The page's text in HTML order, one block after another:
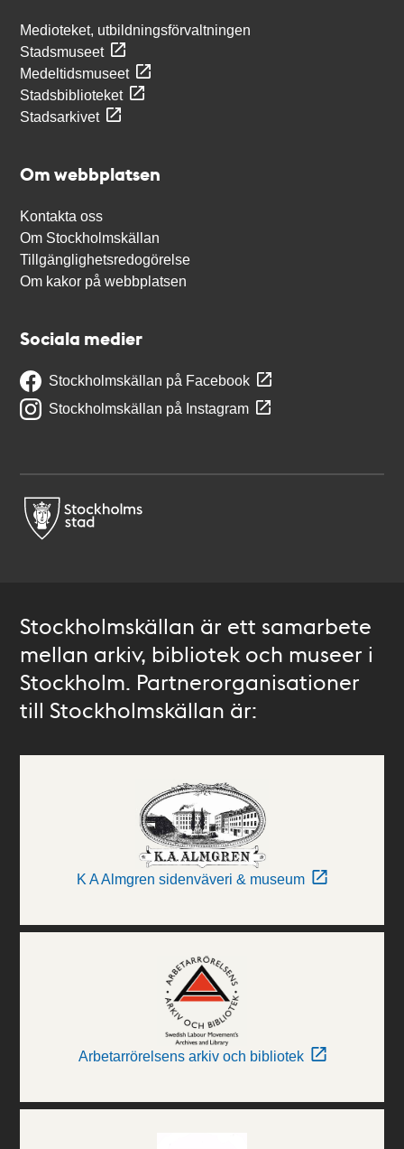
Medioteket, utbildningsförvaltningen
Stadsmuseet
Medeltidsmuseet
Stadsbiblioteket
Stadsarkivet
Om webbplatsen
Kontakta oss
Om Stockholmskällan
Tillgänglighetsredogörelse
Om kakor på webbplatsen
Sociala medier
Stockholmskällan på Facebook
Stockholmskällan på Instagram
Stockholmskällan är ett samarbete
mellan arkiv, bibliotek och museer i
Stockholm. Partnerorganisationer
till Stockholmskällan är:
K A Almgren sidenväveri & museum
Arbetarrörelsens arkiv och bibliotek